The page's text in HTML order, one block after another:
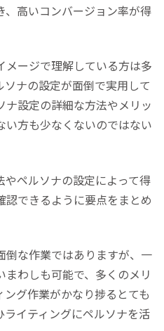
、高いコンバージョン率が得
ージで理解している方は多
ナの設定が面倒で実用して
ナ設定の詳細な方法やメリッ
い方も少なくないのではない
やペルソナの設定によって得
認できるように要点をまとめ
倒な作業ではありますが、一
わしも可能で、多くのメリ
グ作業がかなり捗るとても
イティングにペルソナを活